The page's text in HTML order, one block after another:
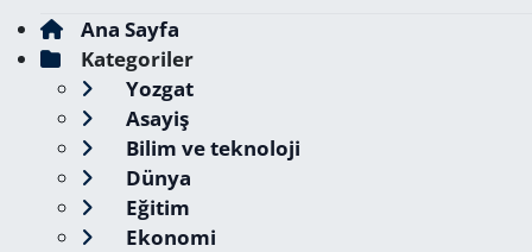
Ana Sayfa
Kategoriler
Yozgat
Asayiş
Bilim ve teknoloji
Dünya
Eğitim
Ekonomi